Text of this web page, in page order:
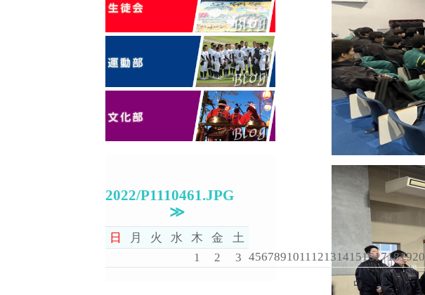
2022/P1110461.JPG
≫
日 月 火 水 木 金
土
1
2 3 4567891011121314151617181920